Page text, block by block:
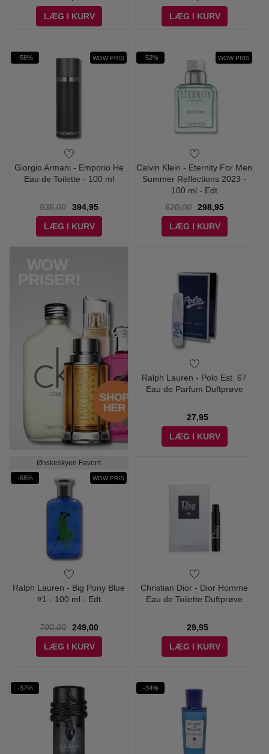
LÆG I KURV
LÆG I KURV
-58% WOW PRIS
Giorgio Armani - Emporio He
Eau de Toilette - 100 ml
935,00
394,95
LÆG I KURV
-52% WOW PRIS
Calvin Klein - Eternity For Men
Summer Reflections 2023 -
100 ml - Edt
620,00
298,95
LÆG I KURV
Ralph Lauren - Polo Est. 67
Eau de Parfum Duftprøve
27,95
LÆG I KURV
Ønskeskyen Favorit
-68% WOW PRIS
Ralph Lauren - Big Pony Blue
#1 - 100 ml - Edt
790,00
249,00
LÆG I KURV
Christian Dior - Dior Homme
Eau de Toilette Duftprøve
29,95
LÆG I KURV
-37% -34%